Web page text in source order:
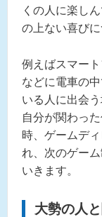
くの人に楽し
の上ない喜びに
例えばスマー
などに電車の
いる人に出会
自分が関わっ
時、ゲームデ
れ、次のゲー
いきます。
大勢の人